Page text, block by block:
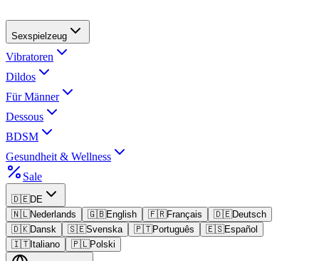
Sexspielzeug
Vibratoren
Dildos
Für Männer
Dessous
BDSM
Gesundheit & Wellness
Sale
🇩🇪DE
🇳🇱Nederlands 🇬🇧English 🇫🇷Français 🇩🇪Deutsch
🇩🇰Dansk 🇸🇪Svenska 🇵🇹Português 🇪🇸Español
🇮🇹Italiano 🇵🇱Polski